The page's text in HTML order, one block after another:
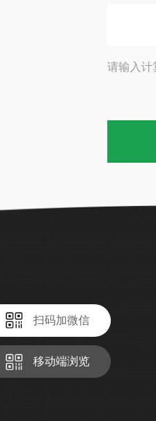
请输入计
扫码加微信
移动端浏览